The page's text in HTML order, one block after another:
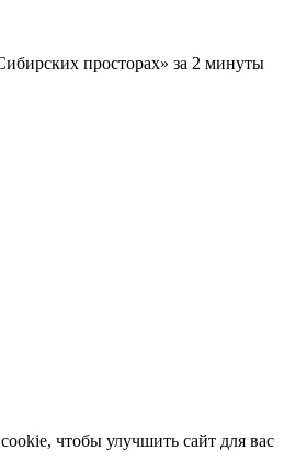
просторах» за 2 минуты
чтобы улучшить сайт для вас